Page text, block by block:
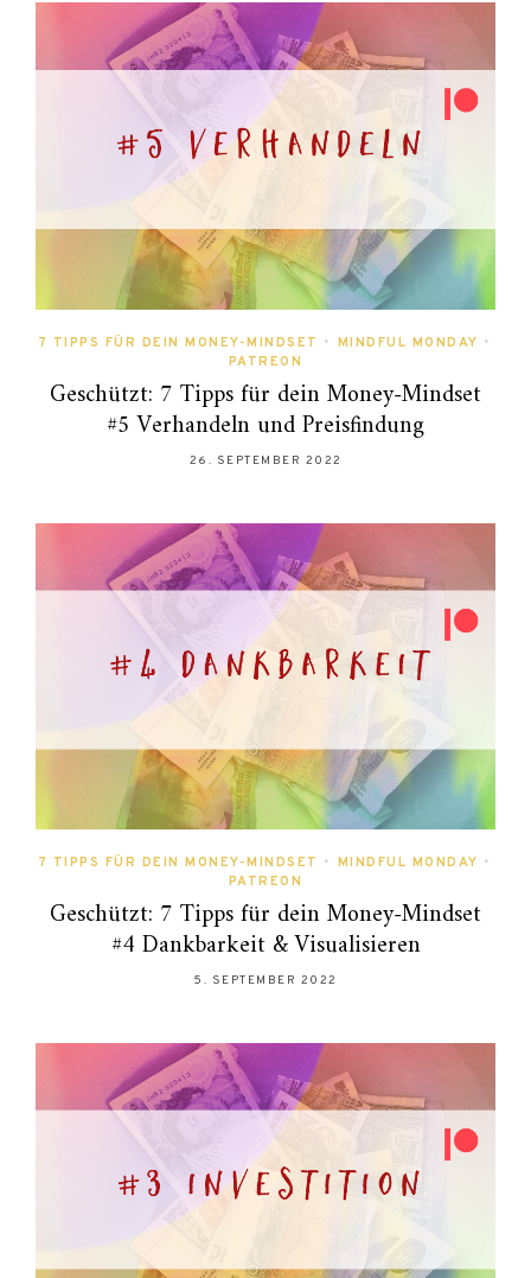
7 TIPPS FÜR DEIN MONEY-MINDSET • MINDFUL MONDAY •
PATREON
Geschützt: 7 Tipps für dein Money-Mindset
#5 Verhandeln und Preisfindung
26. SEPTEMBER 2022
7 TIPPS FÜR DEIN MONEY-MINDSET • MINDFUL MONDAY •
PATREON
Geschützt: 7 Tipps für dein Money-Mindset
#4 Dankbarkeit & Visualisieren
5. SEPTEMBER 2022